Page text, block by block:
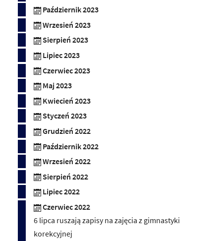
Październik 2023
Wrzesień 2023
Sierpień 2023
Lipiec 2023
Czerwiec 2023
Maj 2023
Kwiecień 2023
Styczeń 2023
Grudzień 2022
Październik 2022
Wrzesień 2022
Sierpień 2022
Lipiec 2022
Czerwiec 2022
6 lipca ruszają zapisy na zajęcia z gimnastyki
korekcyjnej